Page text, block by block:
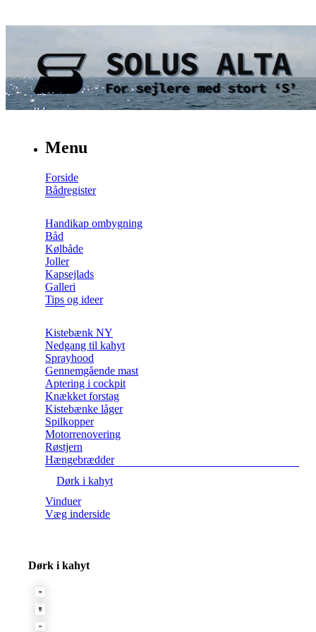
Menu
Forside
Bådregister
Handikap ombygning
Båd
Kølbåde
Joller
Kapsejlads
Galleri
Tips og ideer
Kistebænk NY
Nedgang til kahyt
Sprayhood
Gennemgående mast
Aptering i cockpit
Knækket forstag
Kistebænke låger
Spilkopper
Motorrenovering
Røstjern
Hængebrædder
Dørk i kahyt
Vinduer
Væg inderside
Dørk i kahyt